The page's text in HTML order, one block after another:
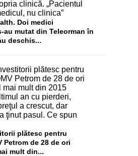
Doi medici
au mutat din Teleorman în
deschis...
plătesc pentru
Petrom de 28 de ori
mult din...